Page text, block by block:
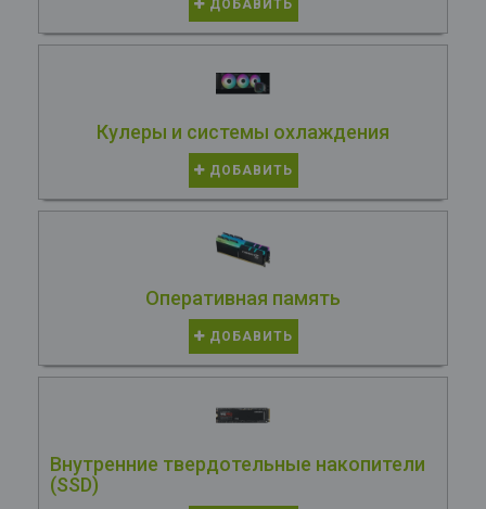
ДОБАВИТЬ
Кулеры и системы охлаждения
ДОБАВИТЬ
Оперативная память
ДОБАВИТЬ
Внутренние твердотельные накопители
(SSD)